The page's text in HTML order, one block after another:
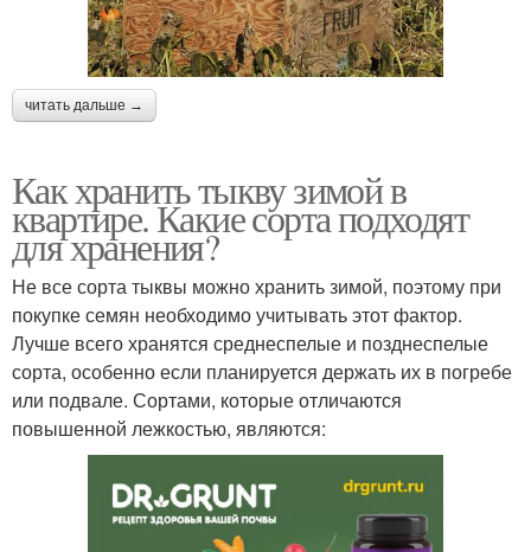
читать дальше →
Как хранить тыкву зимой в
квартире. Какие сорта подходят
для хранения?
Не все сорта тыквы можно хранить зимой, поэтому при
покупке семян необходимо учитывать этот фактор.
Лучше всего хранятся среднеспелые и позднеспелые
сорта, особенно если планируется держать их в погребе
или подвале. Сортами, которые отличаются
повышенной лежкостью, являются: